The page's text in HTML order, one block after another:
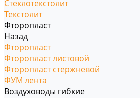
Стеклотекстолит
Текстолит
Фторопласт
Назад
Фторопласт
Фторопласт листовой
Фторопласт стержневой
ФУМ лента
Воздуховоды гибкие